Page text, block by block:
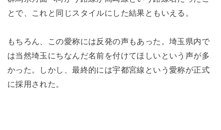
とで、これと同じスタイルにした結果ともいえる。
もちろん、この愛称には反発の声もあった。埼玉県内で
は当然埼玉にちなんだ名前を付けてほしいという声が多
かった。しかし、最終的には宇都宮線という愛称が正式
に採用された。